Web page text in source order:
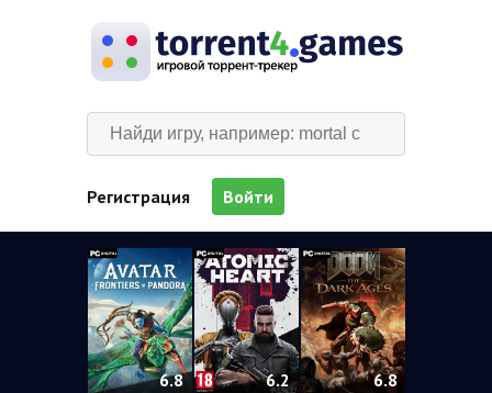
Регистрация Войти
6.8 6.2 6.8